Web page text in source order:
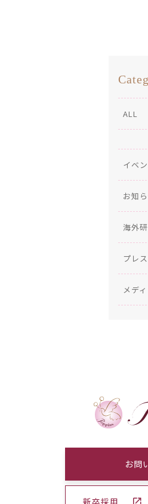
ALL
イベ
お知
海外
プレ
メデ
お問
新卒採用